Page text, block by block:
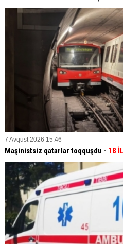
7 Avqust 2026 15:46
Maşinistsiz qatarlar toqquşdu - 18